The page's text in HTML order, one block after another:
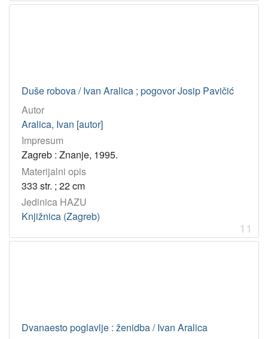
Duše robova / Ivan Aralica ; pogovor Josip Pavičić
Autor
Aralica, Ivan [autor]
Impresum
Zagreb : Znanje, 1995.
Materijalni opis
333 str. ; 22 cm
Jedinica HAZU
Knjižnica (Zagreb)
11
Dvanaesto poglavlje : ženidba / Ivan Aralica